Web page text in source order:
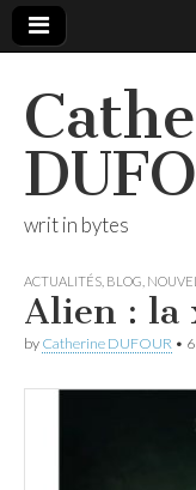
writ in bytes
ACTUALITÉS BLOG
Alien : la
by Catherine DUFOUR •